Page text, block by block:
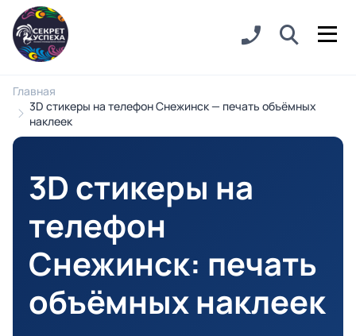
Главная
3D стикеры на телефон Снежинск — печать объёмных
наклеек
3D стикеры на
телефон
Снежинск: печать
объёмных наклеек